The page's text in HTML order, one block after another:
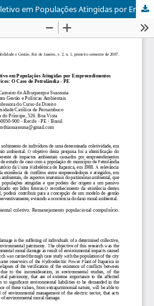
Dano Moral Ambiental Coletivo em Populações Atingidas por Empreendimentos Hidrelétricos: O Caso de Petrolândia - PE